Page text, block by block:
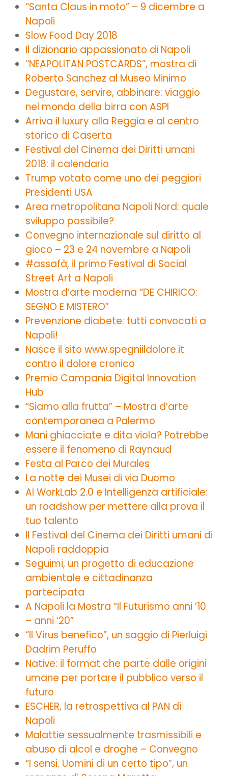
“Santa Claus in moto” – 9 dicembre a
Napoli
Slow Food Day 2018
Il dizionario appassionato di Napoli
“NEAPOLITAN POSTCARDS”, mostra di
Roberto Sanchez al Museo Minimo
Degustare, servire, abbinare: viaggio
nel mondo della birra con ASPI
Arriva il luxury alla Reggia e al centro
storico di Caserta
Festival del Cinema dei Diritti umani
2018: il calendario
Trump votato come uno dei peggiori
Presidenti USA
Area metropolitana Napoli Nord: quale
sviluppo possibile?
Convegno internazionale sul diritto al
gioco – 23 e 24 novembre a Napoli
#assafà, il primo Festival di Social
Street Art a Napoli
Mostra d’arte moderna “DE CHIRICO:
SEGNO E MISTERO”
Prevenzione diabete: tutti convocati a
Napoli!
Nasce il sito www.spegniildolore.it
contro il dolore cronico
Premio Campania Digital Innovation
Hub
“Siamo alla frutta” – Mostra d’arte
contemporanea a Palermo
Mani ghiacciate e dita viola? Potrebbe
essere il fenomeno di Raynaud
Festa al Parco dei Murales
La notte dei Musei di via Duomo
AI WorkLab 2.0 e Intelligenza artificiale:
un roadshow per mettere alla prova il
tuo talento
Il Festival del Cinema dei Diritti umani di
Napoli raddoppia
Seguimi, un progetto di educazione
ambientale e cittadinanza
partecipata
A Napoli la Mostra “Il Futurismo anni ’10
– anni ‘20”
“Il Virus benefico”, un saggio di Pierluigi
Dadrim Peruffo
Native: il format che parte dalle origini
umane per portare il pubblico verso il
futuro
ESCHER, la retrospettiva al PAN di
Napoli
Malattie sessualmente trasmissibili e
abuso di alcol e droghe – Convegno
“I sensi. Uomini di un certo tipo”, un